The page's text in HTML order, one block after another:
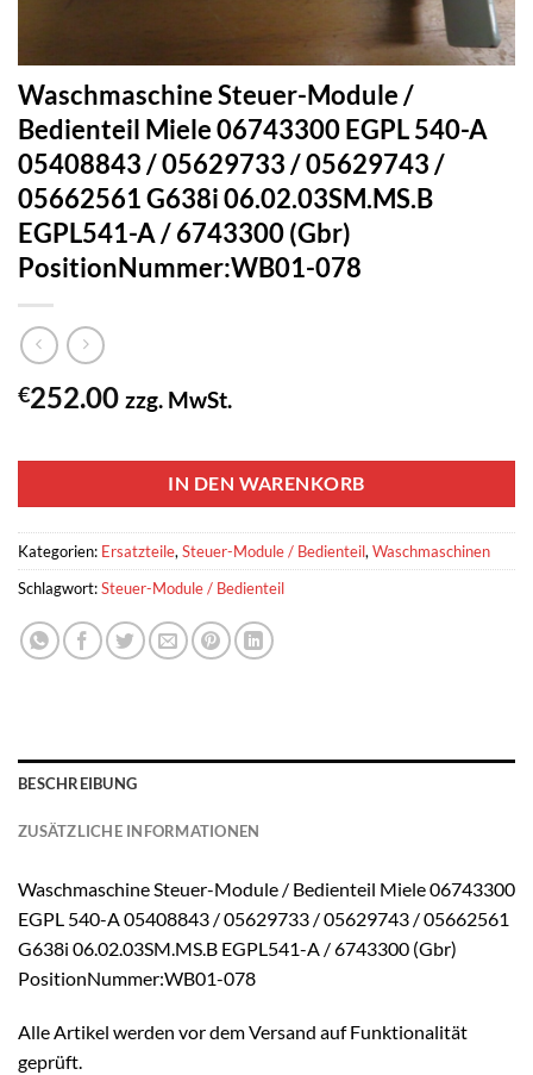
Waschmaschine Steuer-Module /
Bedienteil Miele 06743300 EGPL 540-A
05408843 / 05629733 / 05629743 /
05662561 G638i 06.02.03SM.MS.B
EGPL541-A / 6743300 (Gbr)
PositionNummer:WB01-078
€252.00 zzg. MwSt.
IN DEN WARENKORB
Kategorien: Ersatzteile, Steuer-Module / Bedienteil, Waschmaschinen
Schlagwort:Steuer-Module / Bedienteil
BESCHREIBUNG
ZUSÄTZLICHE INFORMATIONEN
Waschmaschine Steuer-Module / Bedienteil Miele 06743300
EGPL 540-A 05408843 / 05629733 / 05629743 / 05662561
G638i 06.02.03SM.MS.B EGPL541-A / 6743300 (Gbr)
PositionNummer:WB01-078
Alle Artikel werden vor dem Versand auf Funktionalität
geprüft.